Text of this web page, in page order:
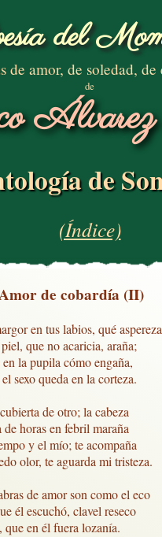
del
de amor, de soledad, de
de
de
(Índice)
de cobardía (II)
en tus labios, qué aspereza
que no acaricia, araña;
la pupila cómo engaña,
sexo queda en la corteza.
de otro; la cabeza
de horas en febril maraña
y el mío; te acompaña
olor, te aguarda mi tristeza.
de amor son como el eco
él escuchó, clavel reseco
que en él fuera lozanía.